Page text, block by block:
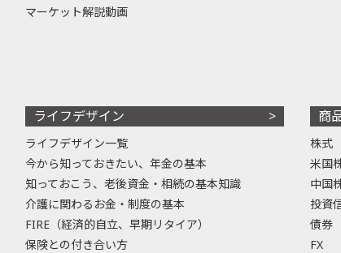
マーケット解説動画
ライフデザイン
ライフデザイン一覧
今から知っておきたい、年金の基本
知っておこう、老後資金・相続の基本知識
介護に関わるお金・制度の基本
FIRE（経済的自立、早期リタイア）
保険との付き合い方
商
株式
米国
中国
投資
債券
FX